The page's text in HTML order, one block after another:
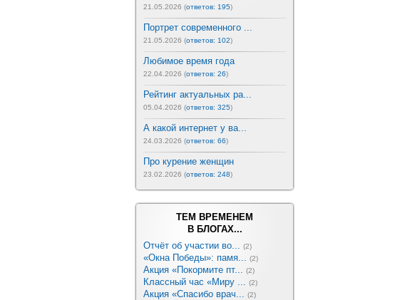
21.05.2026 (ответов: 195)
Портрет современного ...
21.05.2026 (ответов: 102)
Любимое время года
22.04.2026 (ответов: 26)
Рейтинг актуальных ра...
05.04.2026 (ответов: 325)
А какой интернет у ва...
24.03.2026 (ответов: 66)
Про курение женщин
23.02.2026 (ответов: 248)
ТЕМ ВРЕМЕНЕМ
В БЛОГАХ...
Отчёт об участии во... (2)
«Окна Победы»: памя... (2)
Акция «Покормите пт... (2)
Классный час «Миру ... (2)
Акция «Спасибо врач... (2)